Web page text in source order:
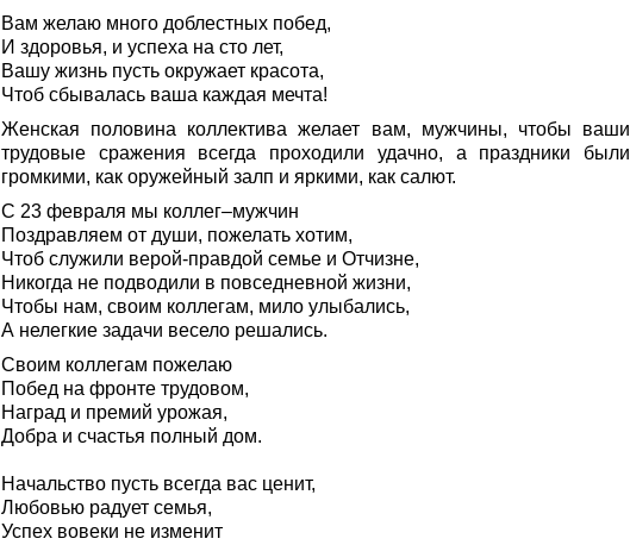
Вам желаю много доблестных побед,
И здоровья, и успеха на сто лет,
Вашу жизнь пусть окружает красота,
Чтоб сбывалась ваша каждая мечта!
Женская половина коллектива желает вам, мужчины, чтобы ваши
трудовые сражения всегда проходили удачно, а праздники были
громкими, как оружейный залп и яркими, как салют.
С 23 февраля мы коллег–мужчин
Поздравляем от души, пожелать хотим,
Чтоб служили верой-правдой семье и Отчизне,
Никогда не подводили в повседневной жизни,
Чтобы нам, своим коллегам, мило улыбались,
А нелегкие задачи весело решались.
Своим коллегам пожелаю
Побед на фронте трудовом,
Наград и премий урожая,
Добра и счастья полный дом.
Начальство пусть всегда вас ценит,
Любовью радует семья,
Успех вовеки не изменит